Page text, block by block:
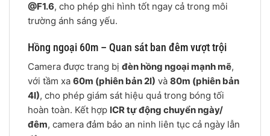
@F1.6, cho phép ghi hình tốt ngay cả trong môi
trường ánh sáng yếu.
Hồng ngoại 60m – Quan sát ban đêm vượt trội
Camera được trang bị đèn hồng ngoại mạnh mẽ,
với tầm xa 60m (phiên bản 2I) và 80m (phiên bản
4I), cho phép giám sát hiệu quả trong bóng tối
hoàn toàn. Kết hợp ICR tự động chuyển ngày/
đêm, camera đảm bảo an ninh liên tục cả ngày lẫn